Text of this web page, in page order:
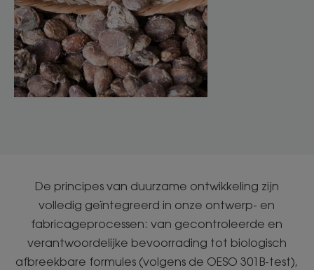
De principes van duurzame ontwikkeling zijn
volledig geïntegreerd in onze ontwerp- en
fabricageprocessen: van gecontroleerde en
verantwoordelijke bevoorrading tot biologisch
afbreekbare formules (volgens de OESO 301B-test),